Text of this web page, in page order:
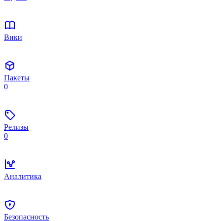
Вики
Пакеты
0
Релизы
0
Аналитика
Безопасность